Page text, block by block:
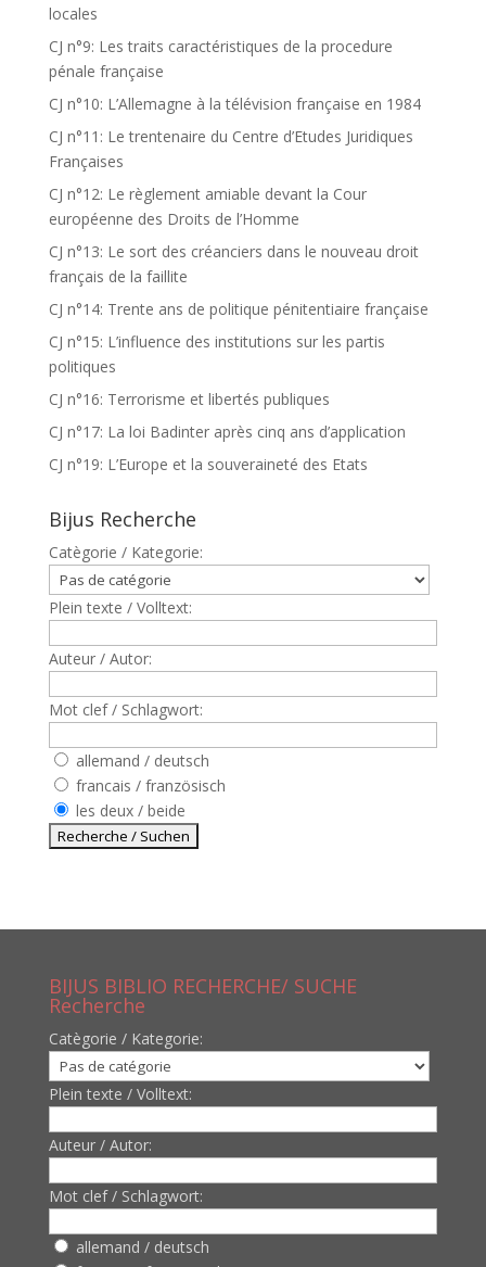
locales
CJ n°9: Les traits caractéristiques de la procedure
pénale française
CJ n°10: L’Allemagne à la télévision française en 1984
CJ n°11: Le trentenaire du Centre d’Etudes Juridiques
Françaises
CJ n°12: Le règlement amiable devant la Cour
européenne des Droits de l’Homme
CJ n°13: Le sort des créanciers dans le nouveau droit
français de la faillite
CJ n°14: Trente ans de politique pénitentiaire française
CJ n°15: L’influence des institutions sur les partis
politiques
CJ n°16: Terrorisme et libertés publiques
CJ n°17: La loi Badinter après cinq ans d’application
CJ n°19: L’Europe et la souveraineté des Etats
Bijus Recherche
Catègorie / Kategorie:
Plein texte / Volltext:
Auteur / Autor:
Mot clef / Schlagwort:
allemand / deutsch
francais / französisch
les deux / beide
BIJUS BIBLIO RECHERCHE/ SUCHE
Recherche
Catègorie / Kategorie:
Plein texte / Volltext:
Auteur / Autor:
Mot clef / Schlagwort:
allemand / deutsch